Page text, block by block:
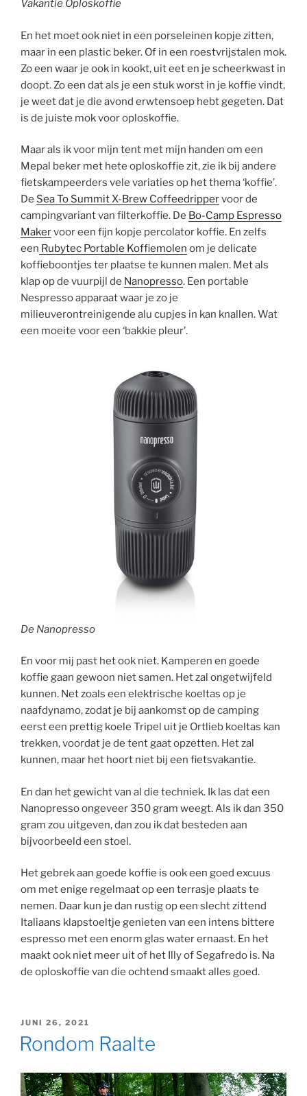
Vakantie Oploskoffie
En het moet ook niet in een porseleinen kopje zitten,
maar in een plastic beker. Of in een roestvrijstalen mok.
Zo een waar je ook in kookt, uit eet en je scheerkwast in
doopt. Zo een dat als je een stuk worst in je koffie vindt,
je weet dat je die avond erwtensoep hebt gegeten. Dat
is de juiste mok voor oploskoffie.
Maar als ik voor mijn tent met mijn handen om een
Mepal beker met hete oploskoffie zit, zie ik bij andere
fietskampeerders vele variaties op het thema ‘koffie’.
De Sea To Summit X-Brew Coffeedrippervoor de
campingvariant van filterkoffie. De Bo-Camp Espresso
Makervoor een fijn kopje percolator koffie. En zelfs
een Rubytec Portable Koffiemolen om je delicate
koffieboontjes ter plaatse te kunnen malen. Met als
klap op de vuurpijl de Nanopresso. Een portable
Nespresso apparaat waar je zo je
milieuverontreinigende alu cupjes in kan knallen. Wat
een moeite voor een ‘bakkie pleur’.
De Nanopresso
En voor mij past het ook niet. Kamperen en goede
koffie gaan gewoon niet samen. Het zal ongetwijfeld
kunnen. Net zoals een elektrische koeltas op je
naafdynamo, zodat je bij aankomst op de camping
eerst een prettig koele Tripel uit je Ortlieb koeltas kan
trekken, voordat je de tent gaat opzetten. Het zal
kunnen, maar het hoort niet bij een fietsvakantie.
En dan het gewicht van al die techniek. Ik las dat een
Nanopresso ongeveer 350 gram weegt. Als ik dan 350
gram zou uitgeven, dan zou ik dat besteden aan
bijvoorbeeld een stoel.
Het gebrek aan goede koffie is ook een goed excuus
om met enige regelmaat op een terrasje plaats te
nemen. Daar kun je dan rustig op een slecht zittend
Italiaans klapstoeltje genieten van een intens bittere
espresso met een enorm glas water ernaast. En het
maakt ook niet meer uit of het Illy of Segafredo is. Na
de oploskoffie van die ochtend smaakt alles goed.
GEPLAATST
JUNI 26, 2021
Rondom Raalte